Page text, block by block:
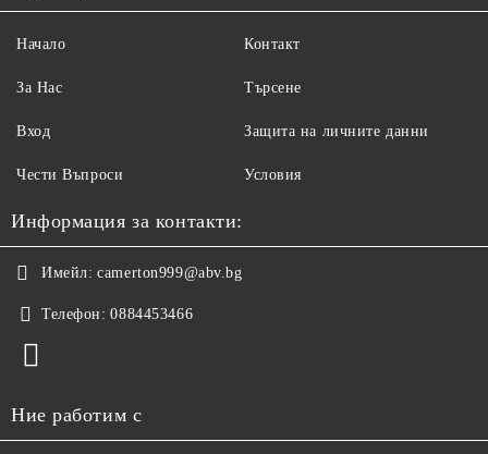
Начало
За Нас
Вход
Чести Въпроси
Контакт
Търсене
Защита на личните данни
Условия
Информация за контакти:
Имейл: camerton999@abv.bg
Телефон: 0884453466
Ние работим с